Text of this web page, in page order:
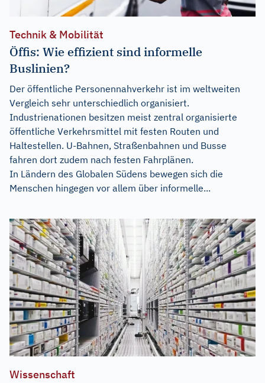
Technik & Mobilität
Öffis: Wie effizient sind informelle
Buslinien?
Der öffentliche Personennahverkehr ist im weltweiten
Vergleich sehr unterschiedlich organisiert.
Industrienationen besitzen meist zentral organisierte
öffentliche Verkehrsmittel mit festen Routen und
Haltestellen. U-Bahnen, Straßenbahnen und Busse
fahren dort zudem nach festen Fahrplänen.
In Ländern des Globalen Südens bewegen sich die
Menschen hingegen vor allem über informelle...
Wissenschaft